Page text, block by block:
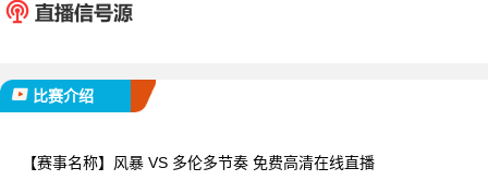
比赛介绍
【赛事名称】 风暴 VS 多伦多节奏 免费高清在线直播